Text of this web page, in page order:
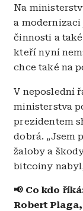
Na
a
činnosti a
kteří nyní
chce také na
V neposlední
ministerstva
prezidentem
dobrá. „Jsem
žaloby a
bitcoiny
📢 Co kdo
Robert